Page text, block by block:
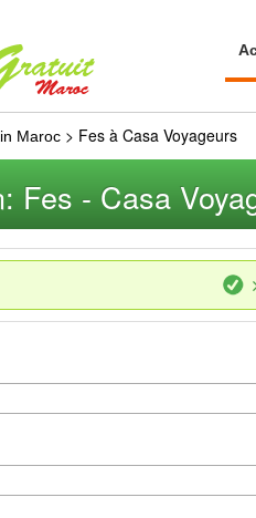
Maroc > Fes à Casa Voyageurs
Fes - Casa